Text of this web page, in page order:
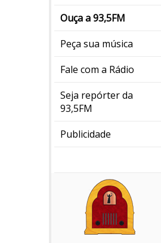
Ouça a 93,5FM
Peça sua música
Fale com a Rádio
Seja repórter da
93,5FM
Publicidade